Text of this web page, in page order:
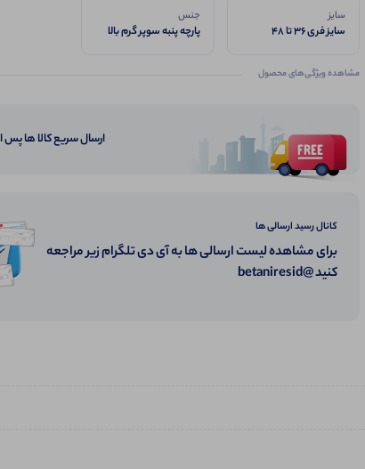
سایز
سایز فری ۳۶ تا ۴۸
جنس
پارچه پنبه سوپر گرم بالا
مشاهده ویژگی‌های محصول
ارسال سریع کالا ها
کانال رسید ارسالی ها
برای مشاهده لیست ارسالی ها به آی دی تلگرام زیر مراجعه
کنید @betaniresid